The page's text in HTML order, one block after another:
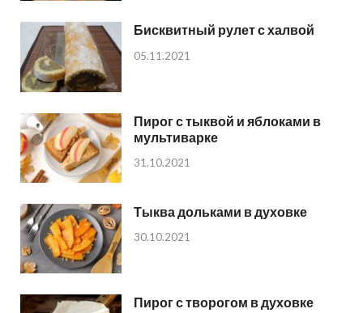
Бисквитный рулет с халвой
05.11.2021
Пирог с тыквой и яблоками в
мультиварке
31.10.2021
Тыква дольками в духовке
30.10.2021
Пирог с творогом в духовке